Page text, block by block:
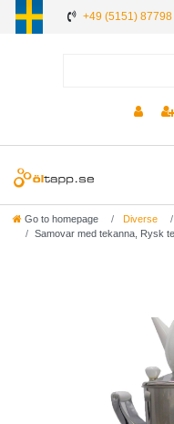
+49 (5151)
Go to homepage Diverse
Samovar med tekanna, Rysk